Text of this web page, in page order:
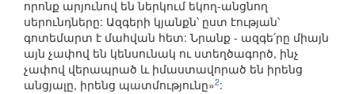
որոնք արյունով են ներկում եկող-անցնող
սերունդները: Ազգերի կյանքն՝ ըստ էության՝
գոտեմարտ է մահվան հետ: Նրանք - ազգե՛րը միայն
այն չափով են կենսունակ ու ստեղծագործ, ինչ
չափով վերապրած և իմաստավորած են իրենց
անցյալը, իրենց պատմությունը»2: